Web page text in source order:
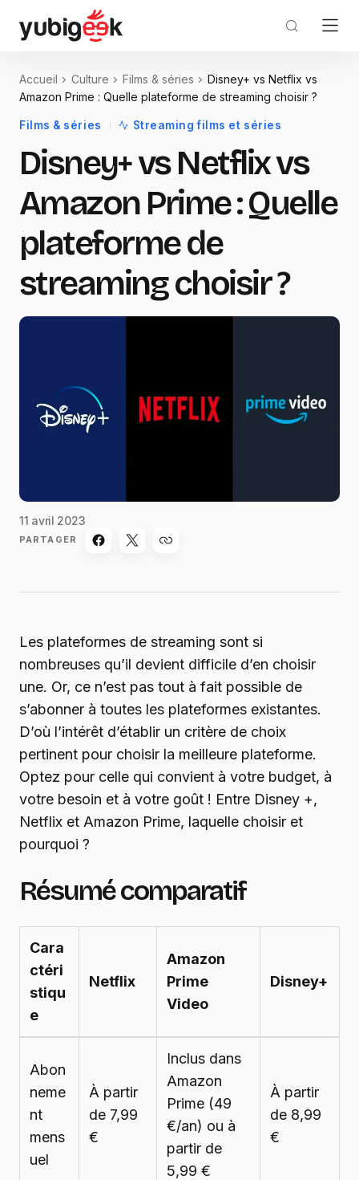
Accueil Culture Films & séries
Disney+ vs Netflix vs
Amazon Prime : Quelle plateforme de streaming choisir ?
Films & séries Streaming films et séries
Disney+ vs Netflix vs
Amazon Prime : Quelle
plateforme de
streaming choisir ?
11 avril 2023
PARTAGER
Les plateformes de streaming sont si
nombreuses qu’il devient difficile d’en choisir
une. Or, ce n’est pas tout à fait possible de
s’abonner à toutes les plateformes existantes.
D’où l’intérêt d’établir un critère de choix
pertinent pour choisir la meilleure plateforme.
Optez pour celle qui convient à votre budget, à
votre besoin et à votre goût ! Entre Disney +,
Netflix et Amazon Prime, laquelle choisir et
pourquoi ?
Résumé comparatif
Cara
ctéri
stiqu
e
Netflix
Amazon
Prime
Video
Disney+
Abon
neme
nt
mens
uel
À partir
de 7,99
€
Inclus dans
Amazon
Prime (49
€/an) ou à
partir de
5,99 €
À partir
de 8,99
€